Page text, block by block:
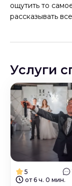
ощутить то
рассказывать
Услуги
5
от 6 ч. 0 мин.